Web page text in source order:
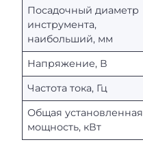
Посадочный диаметр
инструмента,
наибольший, мм
Напряжение, В
Частота тока, Гц
Общая установленная
мощность, кВт